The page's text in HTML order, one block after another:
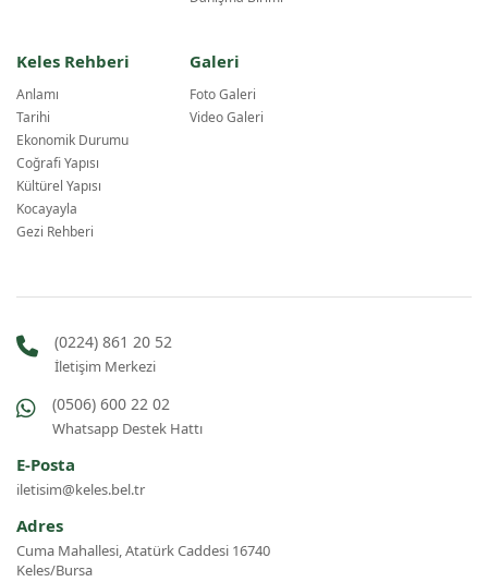
Keles Rehberi
Anlamı
Tarihi
Ekonomik Durumu
Coğrafi Yapısı
Kültürel Yapısı
Kocayayla
Gezi Rehberi
Galeri
Foto Galeri
Video Galeri
(0224) 861 20 52
İletişim Merkezi
(0506) 600 22 02
Whatsapp Destek Hattı
E-Posta
iletisim@keles.bel.tr
Adres
Cuma Mahallesi, Atatürk Caddesi 16740
Keles/Bursa